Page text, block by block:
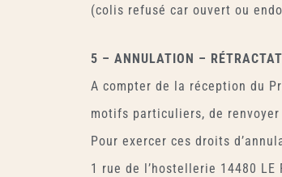
(colis refusé car ouvert ou
5 – ANNULATION –
A compter de la réception du
motifs particuliers, de
Pour exercer ces droits
1 rue de l’hostellerie 14480 LE